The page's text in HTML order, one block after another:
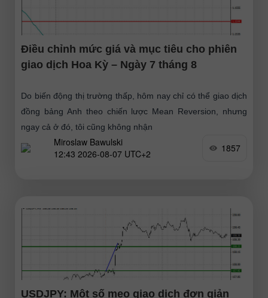
Điều chỉnh mức giá và mục tiêu cho phiên
giao dịch Hoa Kỳ – Ngày 7 tháng 8
Do biến động thị trường thấp, hôm nay chỉ có thể giao dịch
đồng bảng Anh theo chiến lược Mean Reversion, nhưng
ngay cả ở đó, tôi cũng không nhận
Miroslaw Bawulski
12:43 2026-08-07 UTC+2
1857
USDJPY: Một số mẹo giao dịch đơn giản